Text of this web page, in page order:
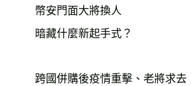
幣安門面大將換人
暗藏什麼新起手式？
跨國併購後疫情重擊、老將求去